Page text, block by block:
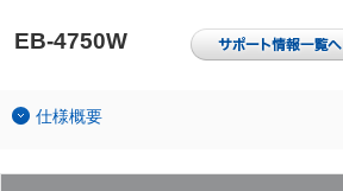
EB-4750W
仕様概要